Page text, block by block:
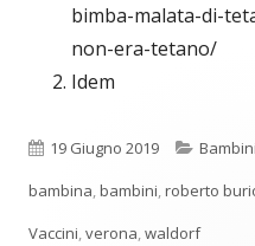
bimba-malata-di-
non-era-tetano/
Idem
Pubblicato
19 Giugno 2019 Bambini
bambina,bambini,roberto
Vaccini,verona,waldorf